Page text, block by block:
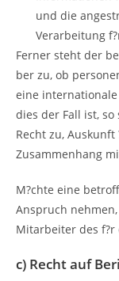
und die
Verarbeitung
Ferner steht der
ber zu, ob
eine
dies der Fall ist,
Recht zu,
Zusammenhang
M?chte eine
Anspruch
Mitarbeiter des
c) Recht auf